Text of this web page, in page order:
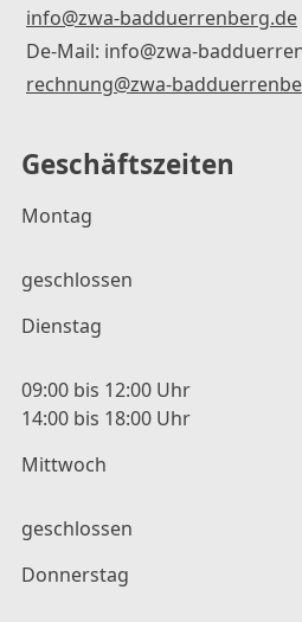
info@zwa-badduerrenberg.de
De-Mail: info@zwa-
rechnung@zwa-
Geschäftszeiten
Montag
geschlossen
Dienstag
09:00 bis 12:00 Uhr
14:00 bis 18:00 Uhr
Mittwoch
geschlossen
Donnerstag